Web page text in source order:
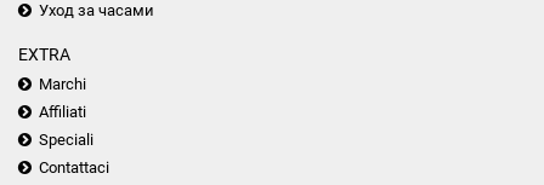
Уход за часами
EXTRA
Marchi
Affiliati
Speciali
Contattaci